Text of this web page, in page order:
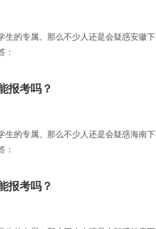
的专属。那么不少人还是会疑惑安徽
：
报考吗？
的专属。那么不少人还是会疑惑海南
：
报考吗？
报
资